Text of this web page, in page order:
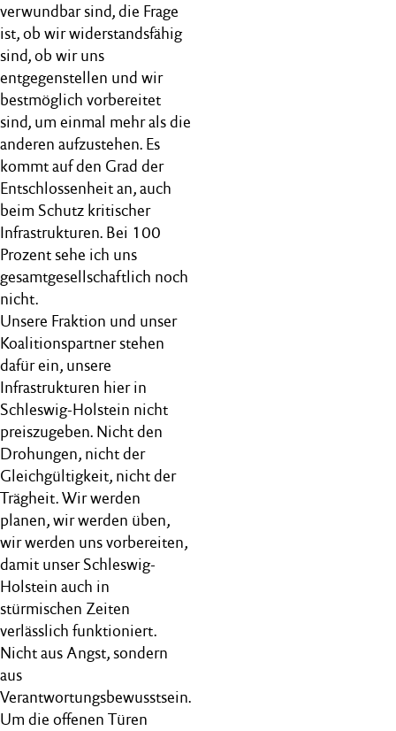
verwundbar sind, die Frage
ist, ob wir widerstandsfähig
sind, ob wir uns
entgegenstellen und wir
bestmöglich vorbereitet
sind, um einmal mehr als die
anderen aufzustehen. Es
kommt auf den Grad der
Entschlossenheit an, auch
beim Schutz kritischer
Infrastrukturen. Bei 100
Prozent sehe ich uns
gesamtgesellschaftlich noch
nicht.
Unsere Fraktion und unser
Koalitionspartner stehen
dafür ein, unsere
Infrastrukturen hier in
Schleswig-Holstein nicht
preiszugeben. Nicht den
Drohungen, nicht der
Gleichgültigkeit, nicht der
Trägheit. Wir werden
planen, wir werden üben,
wir werden uns vorbereiten,
damit unser Schleswig-
Holstein auch in
stürmischen Zeiten
verlässlich funktioniert.
Nicht aus Angst, sondern
aus
Verantwortungsbewusstsein.
Um die offenen Türen